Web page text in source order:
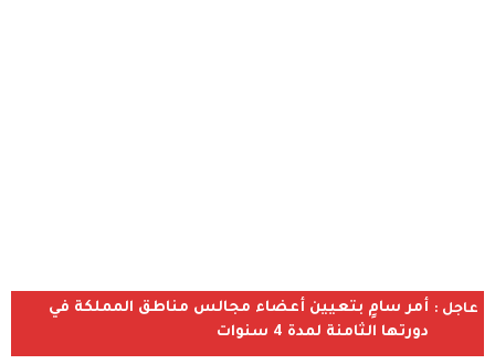
عاجل : أمر سامٍ بتعيين أعضاء مجالس مناطق المملكة في
دورتها الثامنة لمدة 4 سنوات